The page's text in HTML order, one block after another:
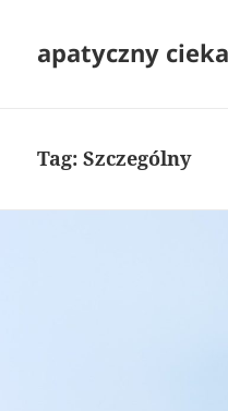
apatyczny
Tag:Szczególny